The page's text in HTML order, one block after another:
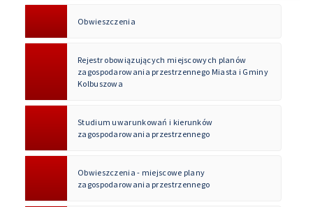
Obwieszczenia
Rejestr obowiązujących miejscowych planów
zagospodarowania przestrzennego Miasta i Gminy
Kolbuszowa
Studium uwarunkowań i kierunków
zagospodarowania przestrzennego
Obwieszczenia - miejscowe plany
zagospodarowania przestrzennego